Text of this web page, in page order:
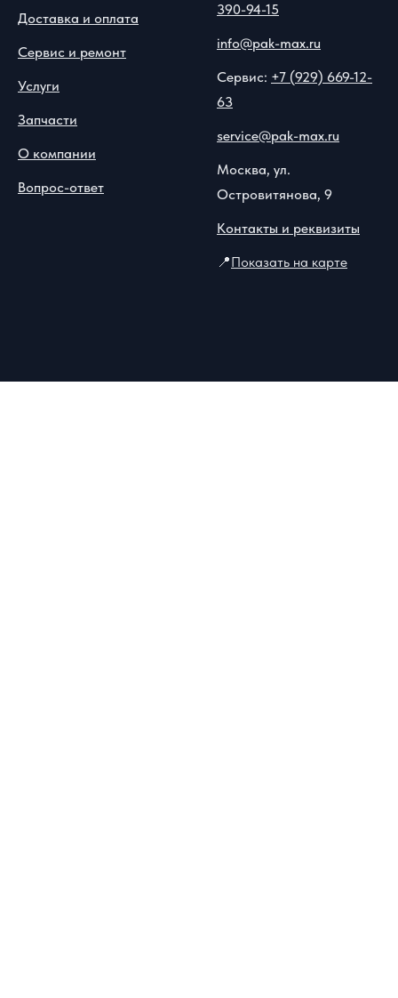
Доставка и оплата
Сервис и ремонт
Услуги
Запчасти
О компании
Вопрос-ответ
390-94-15
info@pak-max.ru
Сервис: +7 (929) 669-12-
63
service@pak-max.ru
Москва, ул.
Островитянова, 9
Контакты и реквизиты
📍Показать на карте